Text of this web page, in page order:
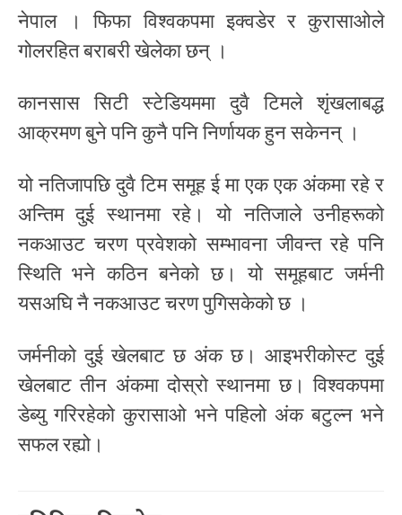
नेपाल । फिफा विश्वकपमा इक्वडेर र कुरासाओले
गोलरहित बराबरी खेलेका छन् ।
कानसास सिटी स्टेडियममा दुवै टिमले शृंखलाबद्ध
आक्रमण बुने पनि कुनै पनि निर्णायक हुन सकेनन् ।
यो नतिजापछि दुवै टिम समूह ई मा एक एक अंकमा रहे र
अन्तिम दुई स्थानमा रहे। यो नतिजाले उनीहरूको
नकआउट चरण प्रवेशको सम्भावना जीवन्त रहे पनि
स्थिति भने कठिन बनेको छ। यो समूहबाट जर्मनी
यसअघि नै नकआउट चरण पुगिसकेको छ ।
जर्मनीको दुई खेलबाट छ अंक छ। आइभरीकोस्ट दुई
खेलबाट तीन अंकमा दोस्रो स्थानमा छ। विश्वकपमा
डेब्यु गरिरहेको कुरासाओ भने पहिलो अंक बटुल्न भने
सफल रह्यो।